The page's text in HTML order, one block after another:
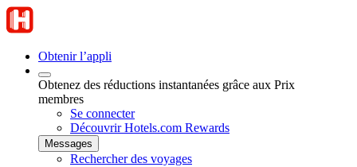
Obtenir l’appli
Obtenez des réductions instantanées grâce aux Prix
membres
Se connecter
Découvrir Hotels.com Rewards
Messages
Rechercher des voyages